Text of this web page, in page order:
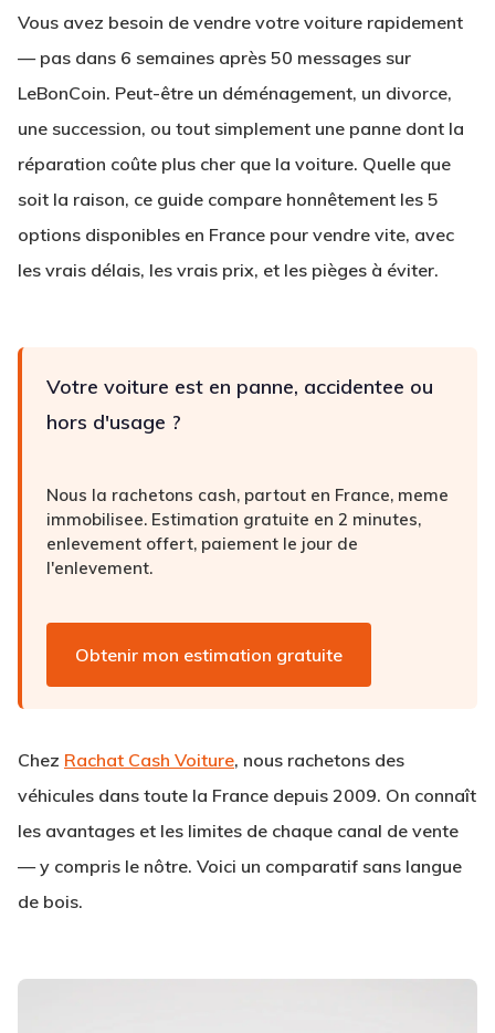
Vous avez besoin de vendre votre voiture rapidement
— pas dans 6 semaines après 50 messages sur
LeBonCoin. Peut-être un déménagement, un divorce,
une succession, ou tout simplement une panne dont la
réparation coûte plus cher que la voiture. Quelle que
soit la raison, ce guide compare honnêtement les 5
options disponibles en France pour vendre vite, avec
les vrais délais, les vrais prix, et les pièges à éviter.
Votre voiture est en panne, accidentee ou
hors d'usage ?
Nous la rachetons cash, partout en France, meme
immobilisee. Estimation gratuite en 2 minutes,
enlevement offert, paiement le jour de
l'enlevement.
Obtenir mon estimation gratuite
Chez Rachat Cash Voiture, nous rachetons des
véhicules dans toute la France depuis 2009. On connaît
les avantages et les limites de chaque canal de vente
— y compris le nôtre. Voici un comparatif sans langue
de bois.